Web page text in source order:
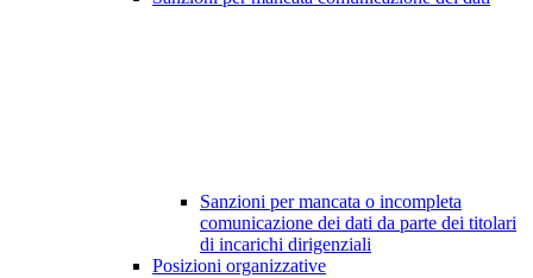
Sanzioni per mancata o incompleta
comunicazione dei dati da parte dei titolari
di incarichi dirigenziali
Posizioni organizzative